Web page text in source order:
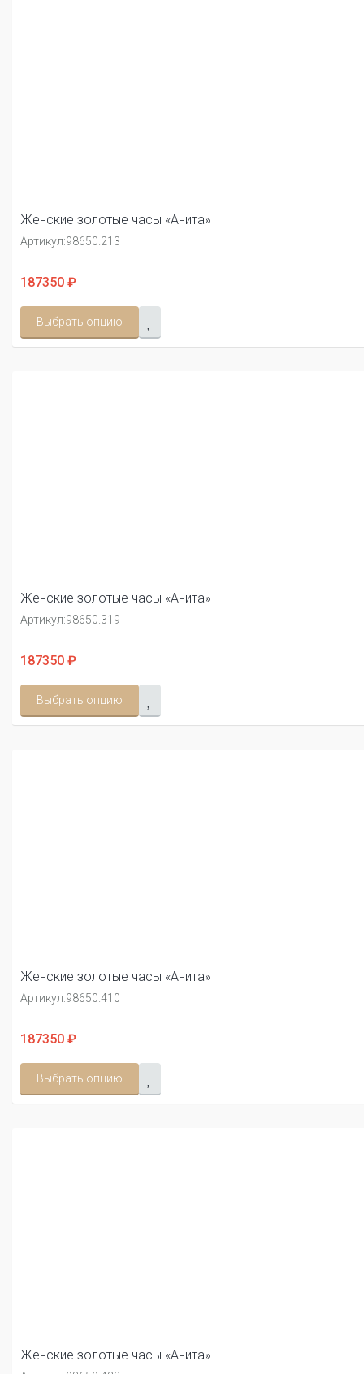
Женские золотые часы «Анита»
Артикул:98650.213
187350 ₽
Выбрать опцию
Женские золотые часы «Анита»
Артикул:98650.319
187350 ₽
Выбрать опцию
Женские золотые часы «Анита»
Артикул:98650.410
187350 ₽
Выбрать опцию
Женские золотые часы «Анита»